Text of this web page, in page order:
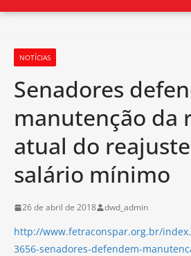
NOTÍCIAS
Senadores
manutenção da
atual do
salário mínimo
26 de abril de 2018 dwd_admin
http://www.fetraconspar.org.br/
3656-senadores-defendem-